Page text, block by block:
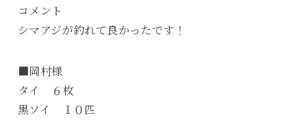
コメント
シマアジが釣れて良かったです！
■岡村様
タイ ６枚
黒ソイ １０匹